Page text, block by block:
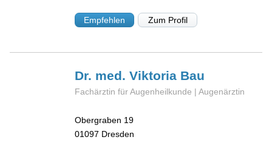
Empfehlen Zum Profil
Dr. med. Viktoria Bau
Fachärztin für Augenheilkunde | Augenärztin
Obergraben 19
01097 Dresden